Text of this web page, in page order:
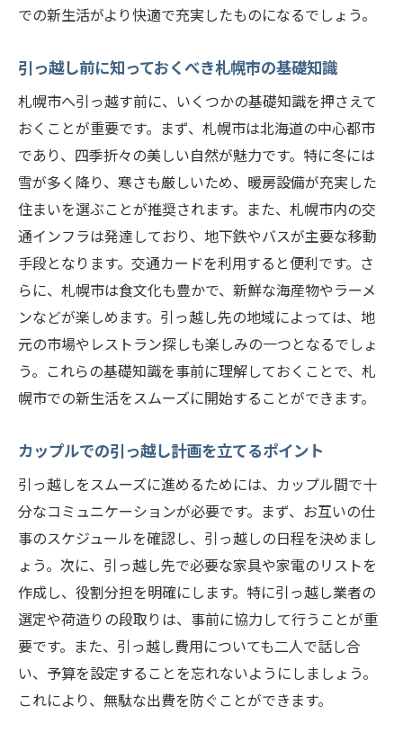
引っ越し業者の選び方と交渉術
引っ越し当日のトラブルを防ぐための対策
札幌市での生活基盤を整えるための準備
引っ越し後の手続きと新生活のスタートを
スムーズにする方法
引っ越しストレスを軽減カップルで札幌市にス
ムーズに移住するコツ
ストレスフリーな引っ越しのための心構え
引っ越し前にやるべき準備と確認事項
引っ越し当日のスムーズな進行のためのポ
イント
荷解きと新居での整理整頓のコツ
カップルでのコミュニケーションを円滑に
する方法
カップルで引っ越し札幌市で新しい生活を始め
るための準備とは
引っ越し資金の計画と管理
新居探しのステップとポイント
引っ越し前にやるべき家電製品や家具の選
び方
札幌市での生活に必要なインフラの確認
引っ越し後に必要な手続きリスト
での新生活がより快適で充実したものになるでしょう。
引っ越し前に知っておくべき札幌市の基礎知識
札幌市へ引っ越す前に、いくつかの基礎知識を押さえて
おくことが重要です。まず、札幌市は北海道の中心都市
であり、四季折々の美しい自然が魅力です。特に冬には
雪が多く降り、寒さも厳しいため、暖房設備が充実した
住まいを選ぶことが推奨されます。また、札幌市内の交
通インフラは発達しており、地下鉄やバスが主要な移動
手段となります。交通カードを利用すると便利です。さ
らに、札幌市は食文化も豊かで、新鮮な海産物やラーメ
ンなどが楽しめます。引っ越し先の地域によっては、地
元の市場やレストラン探しも楽しみの一つとなるでしょ
う。これらの基礎知識を事前に理解しておくことで、札
幌市での新生活をスムーズに開始することができます。
カップルでの引っ越し計画を立てるポイント
引っ越しをスムーズに進めるためには、カップル間で十
分なコミュニケーションが必要です。まず、お互いの仕
事のスケジュールを確認し、引っ越しの日程を決めまし
ょう。次に、引っ越し先で必要な家具や家電のリストを
作成し、役割分担を明確にします。特に引っ越し業者の
選定や荷造りの段取りは、事前に協力して行うことが重
要です。また、引っ越し費用についても二人で話し合
い、予算を設定することを忘れないようにしましょう。
これにより、無駄な出費を防ぐことができます。